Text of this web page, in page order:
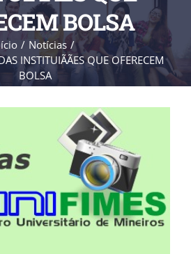
BOLSA
Notícias
INSTITUIÃÃES QUE OFERECEM
BOLSA